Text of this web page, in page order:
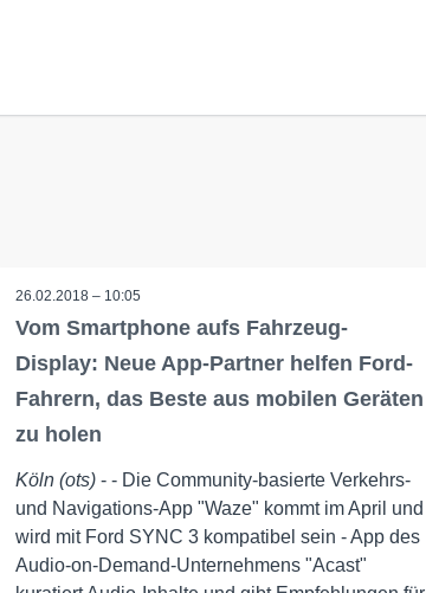
26.02.2018 – 10:05
Vom Smartphone aufs Fahrzeug-
Display: Neue App-Partner helfen Ford-
Fahrern, das Beste aus mobilen Geräten
zu holen
Köln (ots)- - Die Community-basierte Verkehrs-
und Navigations-App "Waze" kommt im April und
wird mit Ford SYNC 3 kompatibel sein - App des
Audio-on-Demand-Unternehmens "Acast"